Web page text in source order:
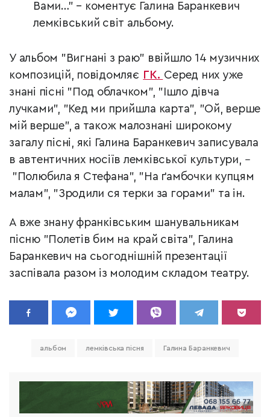
Вами…" – коментує Галина Баранкевич
лемківський світ альбому.
У альбом "Вигнані з раю" ввійшло 14 музичних
композицій, повідомляє ГК. Серед них уже
знані пісні "Под облачком", "Ішло дівча
лучками", "Кед ми прийшла карта", "Ой, верше
мій верше", а також малознані широкому
загалу пісні, які Галина Баранкевич записувала
в автентичних носіїв лемківської культури, –
"Полюбила я Стефана", "На ґамбочки купцям
малам", "Зродили ся терки за горами" та ін.
А вже знану франківським шанувальникам
пісню "Полетів бим на край світа", Галина
Баранкевич на сьогоднішній презентації
заспівала разом із молодим складом театру.
альбом лемківська пісня Галина Баранкевич